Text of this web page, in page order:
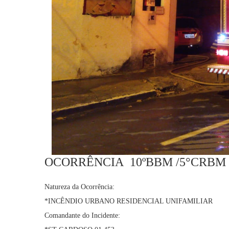
OCORRÊNCIA 10ºBBM /
Natureza da Ocorrência:
*INCÊNDIO URBANO RESIDENCIAL UNIFAMILIAR
Comandante do Incidente: